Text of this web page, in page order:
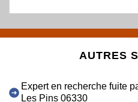
AUTRES
Expert en recherche fuite
Les Pins 06330